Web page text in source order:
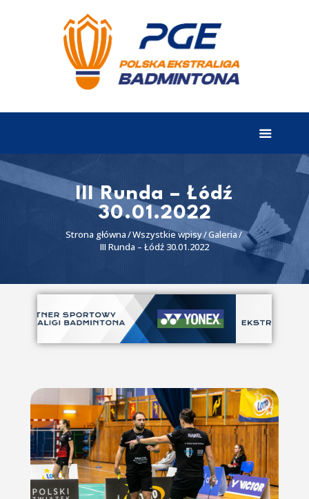
III Runda – Łódź
30.01.2022
Strona główna Wszystkie wpisy Galeria
III Runda – Łódź 30.01.2022
EKSTRALIGA
Aktualności
Tabela
Wyniki
Terminarz
Partnerzy
II liga